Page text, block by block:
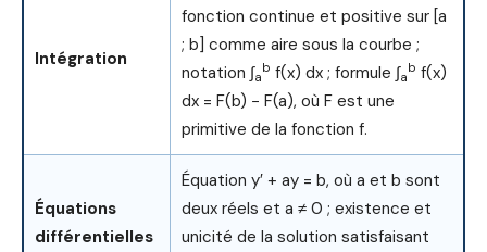
Intégration
fonction continue et positive sur [a
; b] comme aire sous la courbe ;
notation ∫a
b f(x) dx ; formule ∫a
b f(x)
dx = F(b) − F(a), où F est une
primitive de la fonction f.
Équations
différentielles
Équation y′ + ay = b, où a et b sont
deux réels et a ≠ 0 ; existence et
unicité de la solution satisfaisant